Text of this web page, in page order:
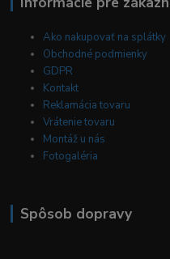
Ako nakupovať na splátky
Obchodné podmienky
GDPR
Kontakt
Reklamácia tovaru
Vrátenie tovaru
Montáž u nás
Fotogaléria
Spôsob dopravy